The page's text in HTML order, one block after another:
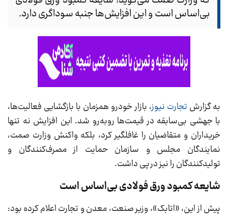
بی‌اساس است و این افزایش‌ها جنبه سوداگری دارد.
به گزارش تجارت نیوز، بازار خودرو همزمان با بازگشایی فعالیت‌ها،
با جهشی بی‌سابقه در قیمت‌ها روبه‌رو شد. این افزایش نه تنها
خریداران و متقاضیان را غافلگیر کرد، بلکه واکنش وزارت صمت،
نمایندگان مجلس و سازمان حمایت از مصرف‌کنندگان و
تولیدکنندگان را نیز در پی داشت.
شایعه کمبود ورق فولادی بی‌اساس است
پیش از این، «اتابک»، وزیر صنعت، معدن و تجارت اعلام کرده بود: